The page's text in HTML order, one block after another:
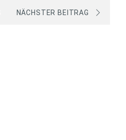
NÄCHSTER BEITRAG